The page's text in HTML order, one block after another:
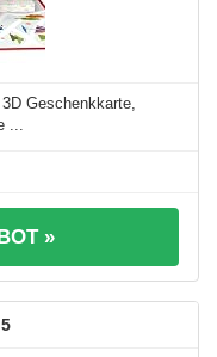
Geschenkkarte,
...
»
5